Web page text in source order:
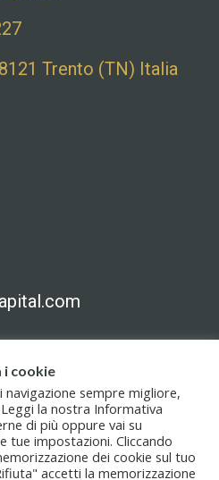
Trento (TN) Italia
Capital immobiliare S.r.l.s. | Le
illustrativo. I prezzi e le informazioni
soggetti a modifiche.
i cookie
sempre migliore,
la nostra Informativa
di più oppure vai su
tue impostazioni. Cliccando
dei cookie sul tuo
accetti la memorizzazione